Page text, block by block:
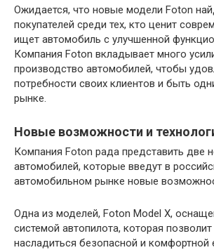
Ожидается, что новые модели Foton
покупателей среди тех, кто ценит
ищет автомобиль с улучшенной
Компания Foton вкладывает много
производство автомобилей, чтобы
потребности своих клиентов и быть
рынке.
Новые возможности и
Компания Foton рада представить две
автомобилей, которые введут в
автомобильном рынке новые
Одна из моделей, Foton Model X,
системой автопилота, которая
насладиться безопасной и комфортной